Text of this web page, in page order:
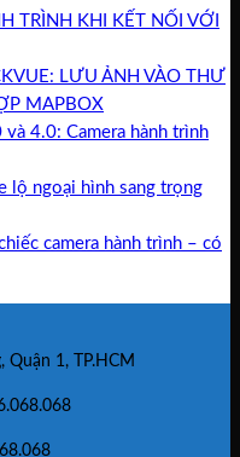
TRÌNH KHI KẾT NỐI VỚI
LƯU ẢNH VÀO THƯ
MAPBOX
4.0: Camera hành trình
lộ ngoại hình sang trọng
camera hành trình – có
Quận 1, TP.HCM